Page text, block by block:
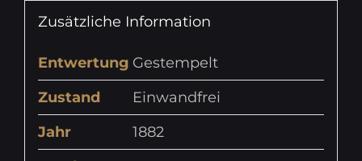
Zusätzliche Information
Entwertung Gestempelt
Zustand
Einwandfrei
Jahr
1882